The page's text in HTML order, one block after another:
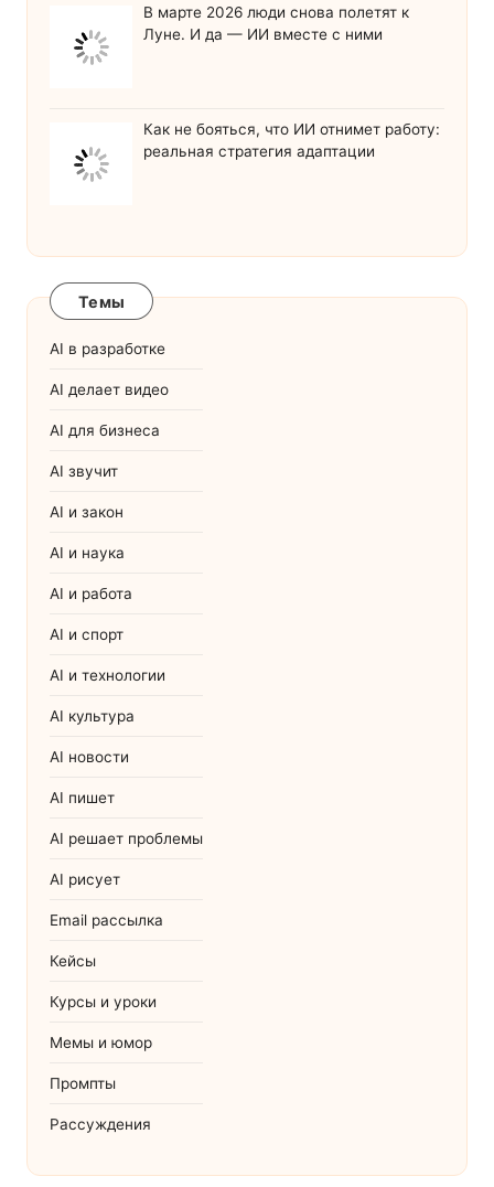
В марте 2026 люди снова полетят к
Луне. И да — ИИ вместе с ними
Как не бояться, что ИИ отнимет работу:
реальная стратегия адаптации
Темы
AI в разработке
AI делает видео
AI для бизнеса
AI звучит
AI и закон
AI и наука
AI и работа
AI и спорт
AI и технологии
AI культура
AI новости
AI пишет
AI решает проблемы
AI рисует
Email рассылка
Кейсы
Курсы и уроки
Мемы и юмор
Промпты
Рассуждения